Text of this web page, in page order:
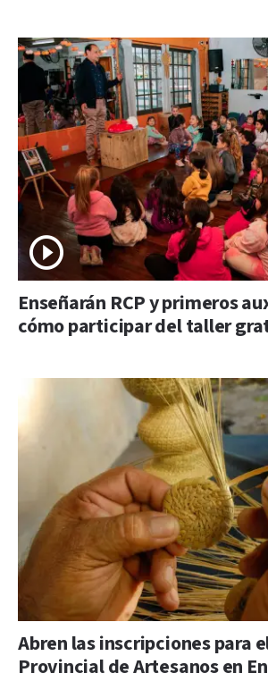
Enseñarán RCP y primeros
cómo participar del taller
Abren las inscripciones para
Provincial de Artesanos en